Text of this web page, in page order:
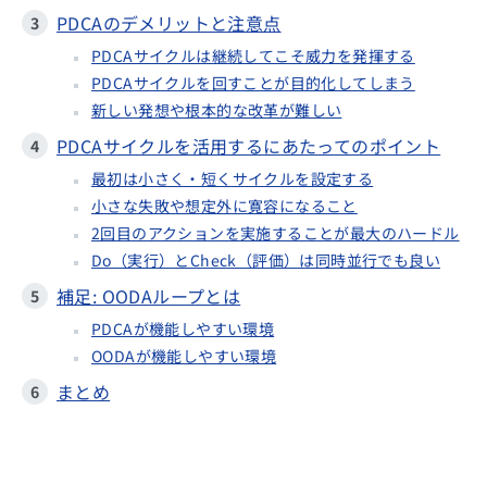
PDCAのデメリットと注意点
PDCAサイクルは継続してこそ威力を発揮する
PDCAサイクルを回すことが目的化してしまう
新しい発想や根本的な改革が難しい
PDCAサイクルを活用するにあたってのポイント
最初は小さく・短くサイクルを設定する
小さな失敗や想定外に寛容になること
2回目のアクションを実施することが最大のハードル
Do（実行）とCheck（評価）は同時並行でも良い
補足: OODAループとは
PDCAが機能しやすい環境
OODAが機能しやすい環境
まとめ